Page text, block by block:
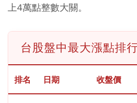
上4萬點整數大關。
台股盤中最大漲點排
排名 日期 收盤價